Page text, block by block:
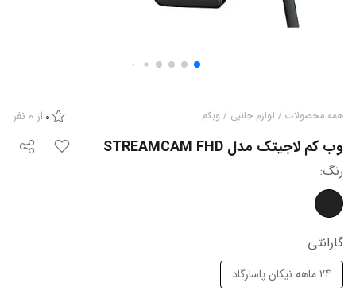
همه محصولات / لوازم جانبی / وبکم 0 از 0 نفر
وب کم لاجیتک مدل STREAMCAM FHD
رنگ:
گارانتی:
24 ماهه نیکان پاسارگاد